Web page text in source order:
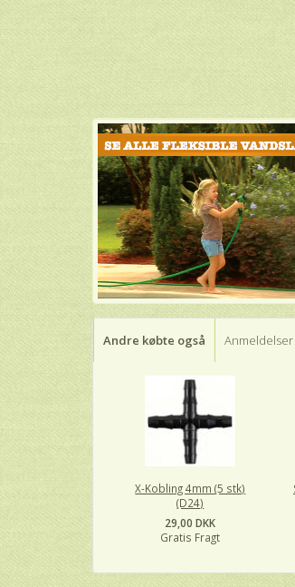
Andre købte også Anmeldelser
X-Kobling 4mm (5 stk)
(D24)
29,00 DKK
Gratis Fragt